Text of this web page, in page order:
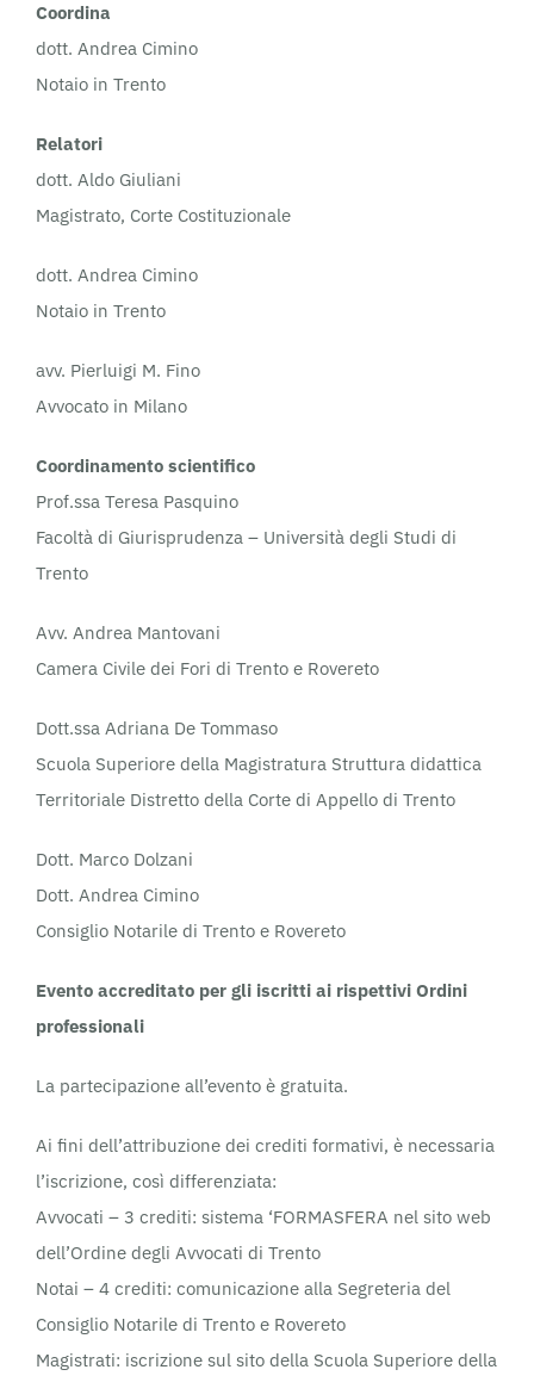
Coordina
dott. Andrea Cimino
Notaio in Trento
Relatori
dott. Aldo Giuliani
Magistrato, Corte Costituzionale
dott. Andrea Cimino
Notaio in Trento
avv. Pierluigi M. Fino
Avvocato in Milano
Coordinamento scientifico
Prof.ssa Teresa Pasquino
Facoltà di Giurisprudenza – Università degli Studi di
Trento
Avv. Andrea Mantovani
Camera Civile dei Fori di Trento e Rovereto
Dott.ssa Adriana De Tommaso
Scuola Superiore della Magistratura Struttura didattica
Territoriale Distretto della Corte di Appello di Trento
Dott. Marco Dolzani
Dott. Andrea Cimino
Consiglio Notarile di Trento e Rovereto
Evento accreditato per gli iscritti ai rispettivi Ordini
professionali
La partecipazione all’evento è gratuita.
Ai fini dell’attribuzione dei crediti formativi, è necessaria
l’iscrizione, così differenziata:
Avvocati – 3 crediti: sistema ‘FORMASFERA nel sito web
dell’Ordine degli Avvocati di Trento
Notai – 4 crediti: comunicazione alla Segreteria del
Consiglio Notarile di Trento e Rovereto
Magistrati: iscrizione sul sito della Scuola Superiore della